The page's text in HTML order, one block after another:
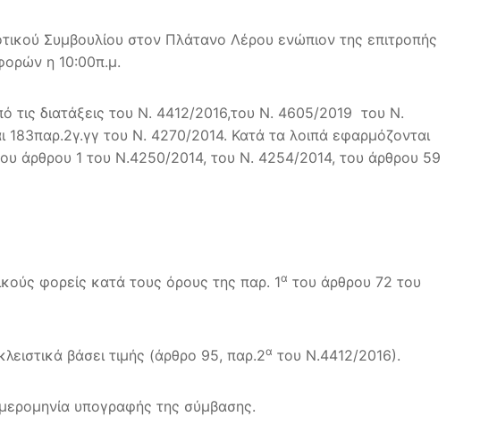
Συμβουλίου στον Πλάτανο Λέρου ενώπιον της επιτροπής
η 10:00π.μ.
τις διατάξεις του Ν. 4412/2016,του Ν. 4605/2019 του Ν.
του Ν. 4270/2014. Κατά τα λοιπά εφαρμόζονται
άρθρου 1 του Ν.4250/2014, του Ν. 4254/2014, του άρθρου 59
φορείς κατά τους όρους της παρ. 1α του άρθρου 72 του
βάσει τιμής (άρθρο 95, παρ.2α του Ν.4412/2016).
υπογραφής της σύμβασης.